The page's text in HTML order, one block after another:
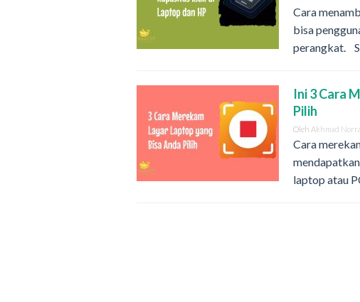
Cara
bisa
perangkat.
Ini 3 Cara
Pilih
Oleh Akhmad
Cara
laptop atau